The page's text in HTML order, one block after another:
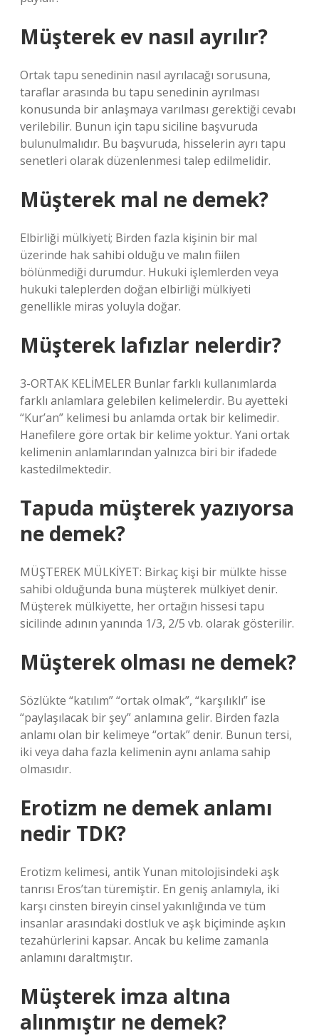
Müşterek ev nasıl ayrılır?
Ortak tapu senedinin nasıl ayrılacağı sorusuna,
taraflar arasında bu tapu senedinin ayrılması
konusunda bir anlaşmaya varılması gerektiği cevabı
verilebilir. Bunun için tapu siciline başvuruda
bulunulmalıdır. Bu başvuruda, hisselerin ayrı tapu
senetleri olarak düzenlenmesi talep edilmelidir.
Müşterek mal ne demek?
Elbirliği mülkiyeti; Birden fazla kişinin bir mal
üzerinde hak sahibi olduğu ve malın fiilen
bölünmediği durumdur. Hukuki işlemlerden veya
hukuki taleplerden doğan elbirliği mülkiyeti
genellikle miras yoluyla doğar.
Müşterek lafızlar nelerdir?
3-ORTAK KELİMELER Bunlar farklı kullanımlarda
farklı anlamlara gelebilen kelimelerdir. Bu ayetteki
“Kur’an” kelimesi bu anlamda ortak bir kelimedir.
Hanefilere göre ortak bir kelime yoktur. Yani ortak
kelimenin anlamlarından yalnızca biri bir ifadede
kastedilmektedir.
Tapuda müşterek yazıyorsa
ne demek?
MÜŞTEREK MÜLKİYET: Birkaç kişi bir mülkte hisse
sahibi olduğunda buna müşterek mülkiyet denir.
Müşterek mülkiyette, her ortağın hissesi tapu
sicilinde adının yanında 1/3, 2/5 vb. olarak gösterilir.
Müşterek olması ne demek?
Sözlükte “katılım” “ortak olmak”, “karşılıklı” ise
“paylaşılacak bir şey” anlamına gelir. Birden fazla
anlamı olan bir kelimeye “ortak” denir. Bunun tersi,
iki veya daha fazla kelimenin aynı anlama sahip
olmasıdır.
Erotizm ne demek anlamı
nedir TDK?
Erotizm kelimesi, antik Yunan mitolojisindeki aşk
tanrısı Eros’tan türemiştir. En geniş anlamıyla, iki
karşı cinsten bireyin cinsel yakınlığında ve tüm
insanlar arasındaki dostluk ve aşk biçiminde aşkın
tezahürlerini kapsar. Ancak bu kelime zamanla
anlamını daraltmıştır.
Müşterek imza altına
alınmıştır ne demek?